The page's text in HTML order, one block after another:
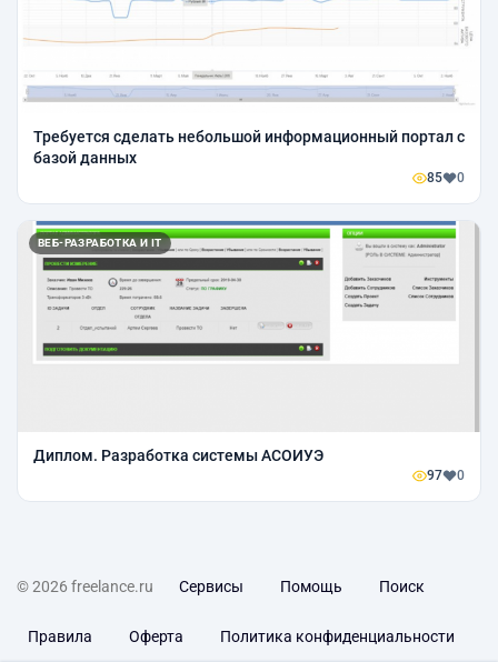
Требуется сделать небольшой информационный портал с
базой данных
85 0
ВЕБ-РАЗРАБОТКА И IT
Диплом. Разработка системы АСОИУЭ
97 0
© 2026 freelance.ru Сервисы Помощь Поиск
Правила Оферта Политика конфиденциальности